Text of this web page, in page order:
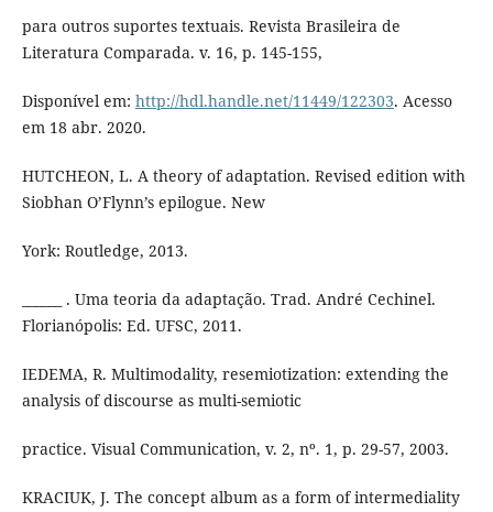
para outros suportes textuais. Revista Brasileira de
Literatura Comparada. v. 16, p. 145-155,
Disponível em: http://hdl.handle.net/11449/122303. Acesso
em 18 abr. 2020.
HUTCHEON, L. A theory of adaptation. Revised edition with
Siobhan O’Flynn’s epilogue. New
York: Routledge, 2013.
______ . Uma teoria da adaptação. Trad. André Cechinel.
Florianópolis: Ed. UFSC, 2011.
IEDEMA, R. Multimodality, resemiotization: extending the
analysis of discourse as multi-semiotic
practice. Visual Communication, v. 2, nº. 1, p. 29-57, 2003.
KRACIUK, J. The concept album as a form of intermediality